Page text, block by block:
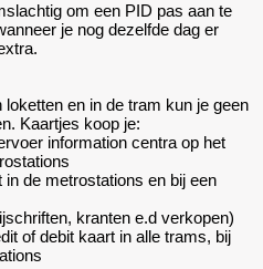
om een PID pas aan te
je nog dezelfde dag er
en in de tram kun je geen
Kaartjes koop je:
information centra op het
de metrostations en bij een
kranten e.d verkopen)
of debit kaart in alle trams, bij